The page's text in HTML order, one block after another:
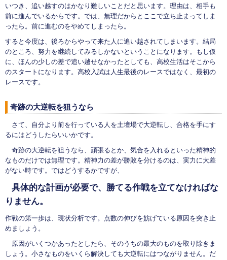
いつき、追い越すのはかなり難しいことだと思います。理由は、相手も
前に進んでいるからです。では、無理だからとここで立ち止まってしま
ったら。前に進むのをやめてしまったら。
すると今度は、後ろからやって来た人に追い越されてしまいます。結局
のところ、努力を継続してみるしかないということになります。もし仮
に、ほんの少しの差で追い越せなかったとしても、高校生活はそこから
のスタートになります。高校入試は人生最後のレースではなく、最初の
レースです。
奇跡の大逆転を狙うなら
さて、自分より前を行っている人を土壇場で大逆転し、合格を手にす
るにはどうしたらいいかです。
奇跡の大逆転を狙うなら、頑張るとか、気合を入れるといった精神的
なものだけでは無理です。精神力の差が勝敗を分けるのは、実力に大差
がない時です。ではどうするかですが、
具体的な計画が必要で、勝てる作戦を立てなければな
りません。
作戦の第一歩は、現状分析です。点数の伸びを妨げている原因を突き止
めましょう。
原因がいくつかあったとしたら、そのうちの最大のものを取り除きま
しょう。小さなものをいくら解決しても大逆転にはつながりません。だ